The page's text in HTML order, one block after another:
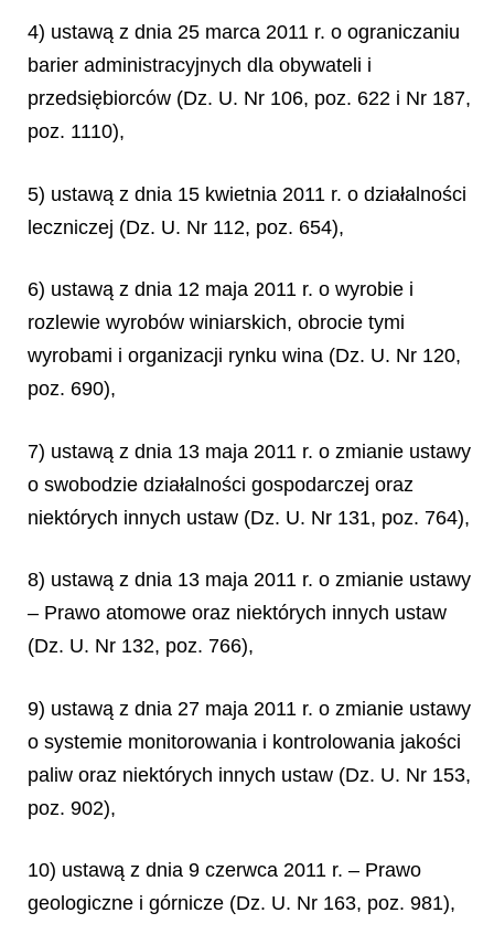
4) ustawą z dnia 25 marca 2011 r. o ograniczaniu
barier administracyjnych dla obywateli i
przedsiębiorców (Dz. U. Nr 106, poz. 622 i Nr 187,
poz. 1110),
5) ustawą z dnia 15 kwietnia 2011 r. o działalności
leczniczej (Dz. U. Nr 112, poz. 654),
6) ustawą z dnia 12 maja 2011 r. o wyrobie i
rozlewie wyrobów winiarskich, obrocie tymi
wyrobami i organizacji rynku wina (Dz. U. Nr 120,
poz. 690),
7) ustawą z dnia 13 maja 2011 r. o zmianie ustawy
o swobodzie działalności gospodarczej oraz
niektórych innych ustaw (Dz. U. Nr 131, poz. 764),
8) ustawą z dnia 13 maja 2011 r. o zmianie ustawy
– Prawo atomowe oraz niektórych innych ustaw
(Dz. U. Nr 132, poz. 766),
9) ustawą z dnia 27 maja 2011 r. o zmianie ustawy
o systemie monitorowania i kontrolowania jakości
paliw oraz niektórych innych ustaw (Dz. U. Nr 153,
poz. 902),
10) ustawą z dnia 9 czerwca 2011 r. – Prawo
geologiczne i górnicze (Dz. U. Nr 163, poz. 981),